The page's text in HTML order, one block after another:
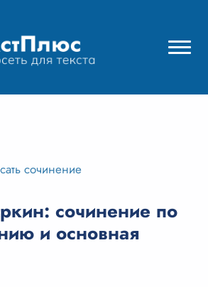
сочинение
сочинение по
и основная